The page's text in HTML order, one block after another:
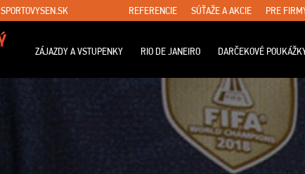
SPORTOVYSEN.SK REFERENCIE SÚŤAŽE A AKCIE PRE
ZÁJAZDY A VSTUPENKY RIO DE JANEIRO DARČEKOVÉ